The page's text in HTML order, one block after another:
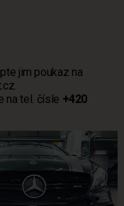
jim poukaz na
na tel. čísle +420